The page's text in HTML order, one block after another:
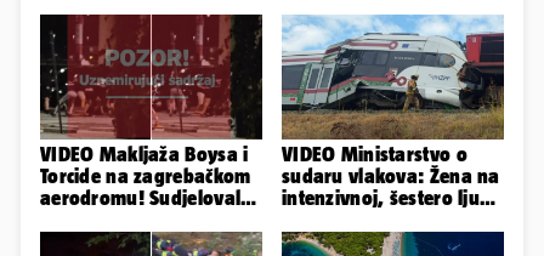
VIDEO Makljaža Boysa i
Torcide na zagrebačkom
aerodromu! Sudjelovalo
VIDEO Ministarstvo o
sudaru vlakova: Žena na
intenzivnoj, šestero ljudi